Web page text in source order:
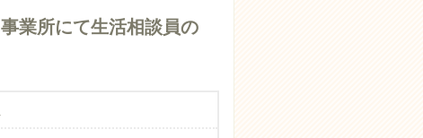
業所にて生活相談員の